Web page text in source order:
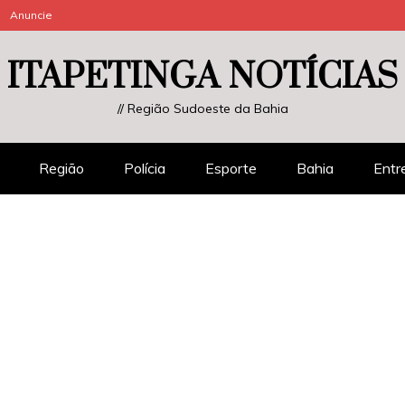
Anuncie
ITAPETINGA NOTÍCIAS
// Região Sudoeste da Bahia
Região Polícia Esporte Bahia